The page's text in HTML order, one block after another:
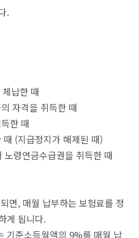
.
납한 때
자격을 취득한 때
한 때
(지급정지가 해제된 때)
령연금수급권을 취득한 때
면, 매월 납부하는 보험료를 정
게 됩니다.
기준소득월액의 9%를 매월 납